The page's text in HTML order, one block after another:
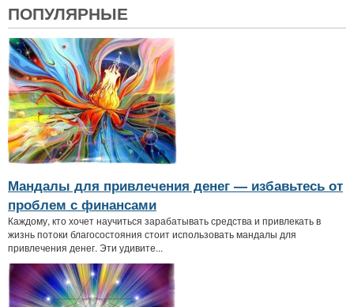
ПОПУЛЯРНЫЕ
Мандалы для привлечения денег — избавьтесь от
проблем с финансами
Каждому, кто хочет научиться зарабатывать средства и привлекать в
жизнь потоки благосостояния стоит использовать мандалы для
привлечения денег. Эти удивите...